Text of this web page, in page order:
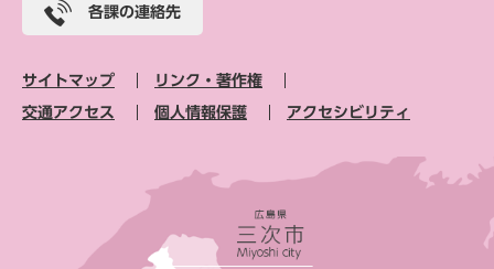
各課の連絡先
サイトマップ リンク・著作権
交通アクセス 個人情報保護 アクセシビリティ